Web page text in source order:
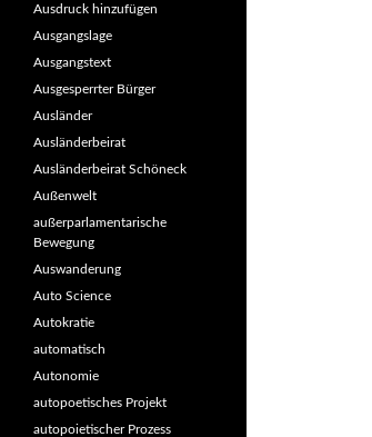
Ausdruck hinzufügen
Ausgangslage
Ausgangstext
Ausgesperrter Bürger
Ausländer
Ausländerbeirat
Ausländerbeirat Schöneck
Außenwelt
außerparlamentarische
Bewegung
Auswanderung
Auto Science
Autokratie
automatisch
Autonomie
autopoetisches Projekt
autopoietischer Prozess